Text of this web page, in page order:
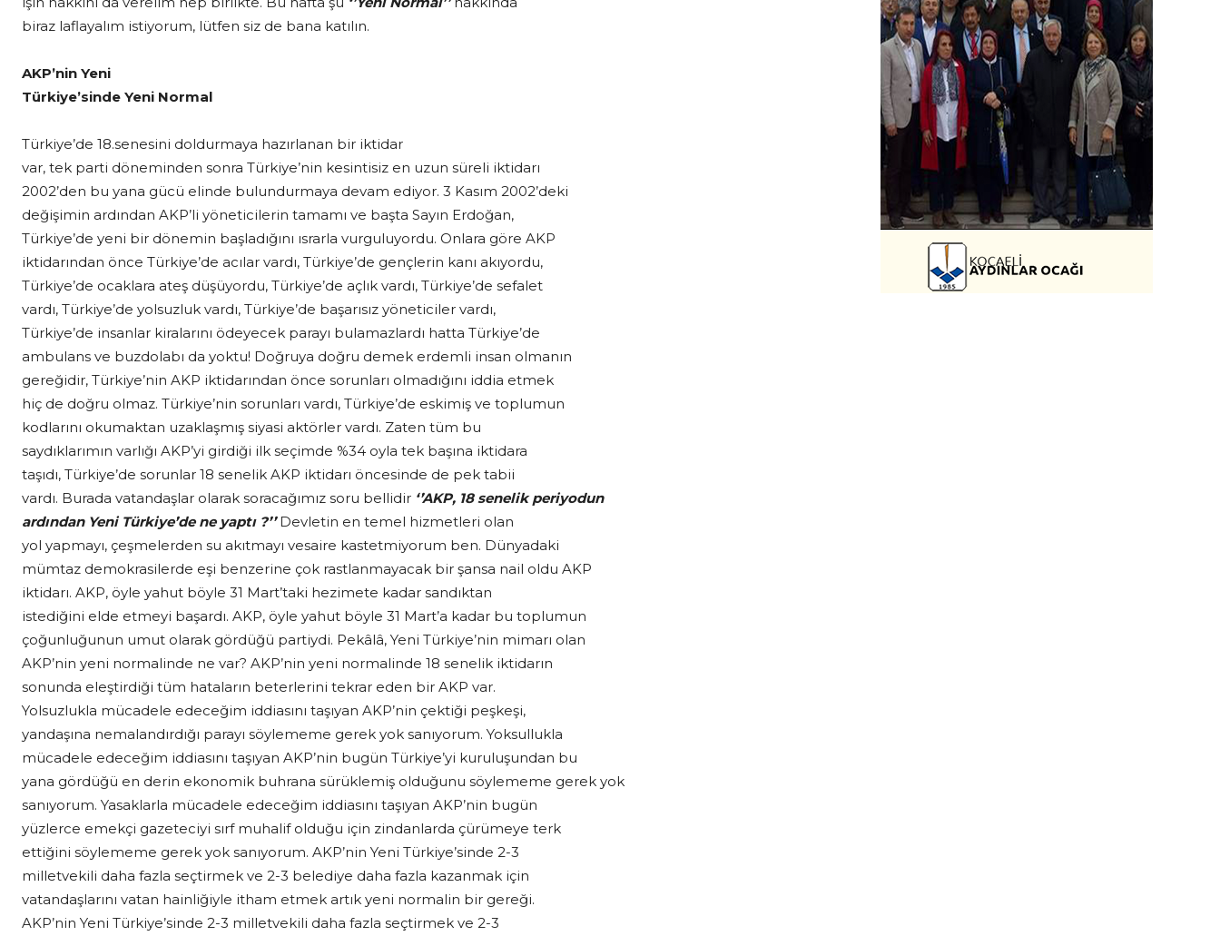
biraz laflayalım istiyorum, lütfen siz de bana katılın.
AKP’nin Yeni
Türkiye’sinde Yeni Normal
Türkiye’de 18.senesini doldurmaya hazırlanan bir iktidar
var, tek parti döneminden sonra Türkiye’nin kesintisiz en uzun süreli iktidarı
2002’den bu yana gücü elinde bulundurmaya devam ediyor. 3 Kasım 2002’deki
değişimin ardından AKP’li yöneticilerin tamamı ve başta Sayın Erdoğan,
Türkiye’de yeni bir dönemin başladığını ısrarla vurguluyordu. Onlara göre AKP
iktidarından önce Türkiye’de acılar vardı, Türkiye’de gençlerin kanı akıyordu,
Türkiye’de ocaklara ateş düşüyordu, Türkiye’de açlık vardı, Türkiye’de sefalet
vardı, Türkiye’de yolsuzluk vardı, Türkiye’de başarısız yöneticiler vardı,
Türkiye’de insanlar kiralarını ödeyecek parayı bulamazlardı hatta Türkiye’de
ambulans ve buzdolabı da yoktu! Doğruya doğru demek erdemli insan olmanın
gereğidir, Türkiye’nin AKP iktidarından önce sorunları olmadığını iddia etmek
hiç de doğru olmaz. Türkiye’nin sorunları vardı, Türkiye’de eskimiş ve toplumun
kodlarını okumaktan uzaklaşmış siyasi aktörler vardı. Zaten tüm bu
saydıklarımın varlığı AKP’yi girdiği ilk seçimde %34 oyla tek başına iktidara
taşıdı, Türkiye’de sorunlar 18 senelik AKP iktidarı öncesinde de pek tabii
vardı. Burada vatandaşlar olarak soracağımız soru bellidir ‘’AKP, 18 senelik periyodun
ardından Yeni Türkiye’de ne yaptı ?’’Devletin en temel hizmetleri olan
yol yapmayı, çeşmelerden su akıtmayı vesaire kastetmiyorum ben. Dünyadaki
mümtaz demokrasilerde eşi benzerine çok rastlanmayacak bir şansa nail oldu AKP
iktidarı. AKP, öyle yahut böyle 31 Mart’taki hezimete kadar sandıktan
istediğini elde etmeyi başardı. AKP, öyle yahut böyle 31 Mart’a kadar bu toplumun
çoğunluğunun umut olarak gördüğü partiydi. Pekâlâ, Yeni Türkiye’nin mimarı olan
AKP’nin yeni normalinde ne var? AKP’nin yeni normalinde 18 senelik iktidarın
sonunda eleştirdiği tüm hataların beterlerini tekrar eden bir AKP var.
Yolsuzlukla mücadele edeceğim iddiasını taşıyan AKP’nin çektiği peşkeşi,
yandaşına nemalandırdığı parayı söylememe gerek yok sanıyorum. Yoksullukla
mücadele edeceğim iddiasını taşıyan AKP’nin bugün Türkiye’yi kuruluşundan bu
yana gördüğü en derin ekonomik buhrana sürüklemiş olduğunu söylememe gerek yok
sanıyorum. Yasaklarla mücadele edeceğim iddiasını taşıyan AKP’nin bugün
yüzlerce emekçi gazeteciyi sırf muhalif olduğu için zindanlarda çürümeye terk
ettiğini söylememe gerek yok sanıyorum. AKP’nin Yeni Türkiye’sinde 2-3
milletvekili daha fazla seçtirmek ve 2-3 belediye daha fazla kazanmak için
vatandaşlarını vatan hainliğiyle itham etmek artık yeni normalin bir gereği.
AKP’nin Yeni Türkiye’sinde 2-3 milletvekili daha fazla seçtirmek ve 2-3